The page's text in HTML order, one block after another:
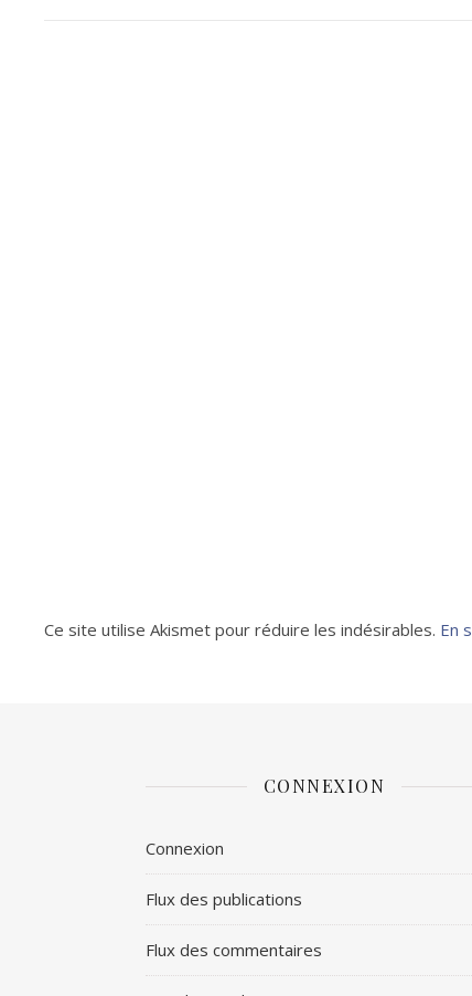
Ce site utilise Akismet pour réduire les indésirables. En
CONNEXION
Connexion
Flux des publications
Flux des commentaires